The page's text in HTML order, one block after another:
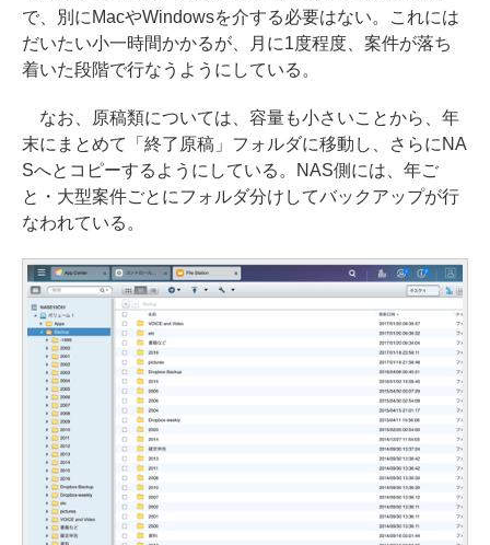
で、別にMacやWindowsを介する必要はない。これには
だいたい小一時間かかるが、月に1度程度、案件が落ち
着いた段階で行なうようにしている。
なお、原稿類については、容量も小さいことから、年
末にまとめて「終了原稿」フォルダに移動し、さらにNA
Sへとコピーするようにしている。NAS側には、年ご
と・大型案件ごとにフォルダ分けしてバックアップが行
なわれている。